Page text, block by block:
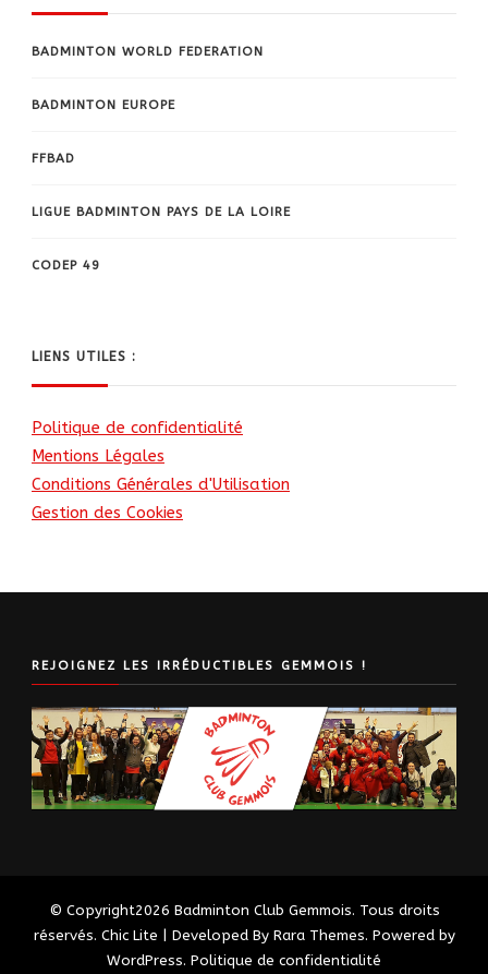
BADMINTON WORLD FEDERATION
BADMINTON EUROPE
FFBAD
LIGUE BADMINTON PAYS DE LA LOIRE
CODEP 49
LIENS UTILES :
Politique de confidentialité
Mentions Légales
Conditions Générales d'Utilisation
Gestion des Cookies
REJOIGNEZ LES IRRÉDUCTIBLES GEMMOIS !
© Copyright2026 Badminton Club Gemmois. Tous droits
réservés. Chic Lite | Developed By Rara Themes. Powered by
WordPress. Politique de confidentialité